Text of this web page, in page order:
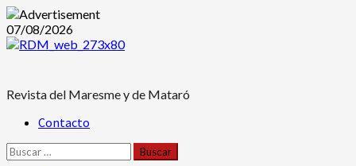
Saltar
al
07/08/2026
Revista del Maresme y de Mataró
Menú Contacto
Buscar: